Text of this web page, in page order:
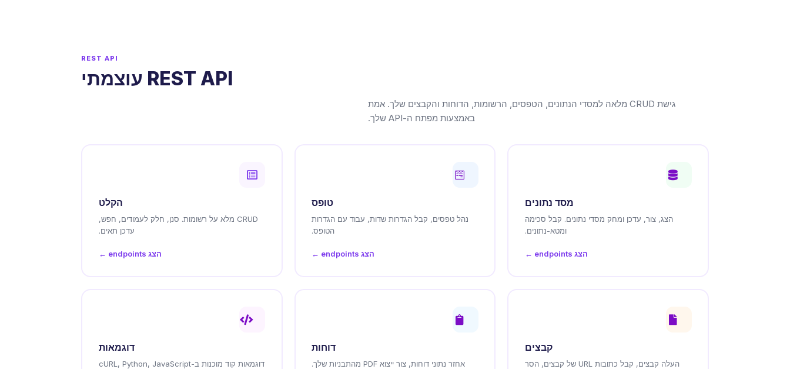
REST API
REST API עוצמתי
גישת CRUD מלאה למסדי הנתונים, הטפסים, הרשומות, הדוחות והקבצים שלך. אמת
באמצעות מפתח ה-API שלך.
מסד נתונים
הצג, צור, עדכן ומחק מסדי נתונים. קבל סכימה
ומטא-נתונים.
הצג endpoints ←
טופס
נהל טפסים, קבל הגדרות שדות, עבוד עם הגדרות
הטופס.
הצג endpoints ←
הקלט
CRUD מלא על רשומות. סנן, חלק לעמודים, חפש,
עדכן תאים.
הצג endpoints ←
קבצים
העלה קבצים, קבל כתובות URL של קבצים, הסר
דוחות
אחזר נתוני דוחות, צור ייצוא PDF מהתבניות שלך.
דוגמאות
דוגמאות קוד מוכנות ב-cURL, Python, JavaScript